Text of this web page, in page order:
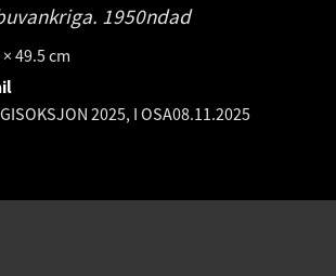
1950ndad
49.5 cm
2025, I OSA08.11.2025